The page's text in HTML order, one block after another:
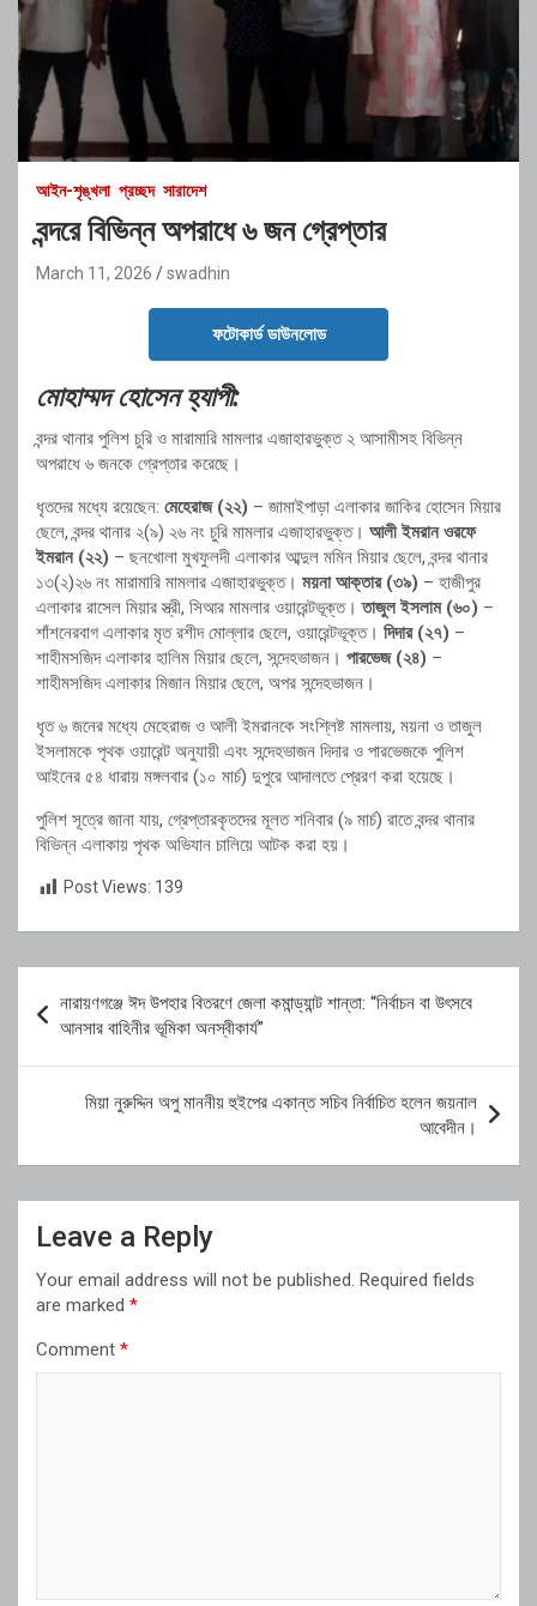
আইন-শৃঙ্খলা প্রচ্ছদ সারাদেশ
বন্দরে বিভিন্ন অপরাধে ৬ জন গ্রেপ্তার
March 11, 2026 swadhin
ফটোকার্ড ডাউনলোড
মোহাম্মদ হোসেন হ্যাপী:
বন্দর থানার পুলিশ চুরি ও মারামারি মামলার এজাহারভুক্ত ২ আসামীসহ বিভিন্ন
অপরাধে ৬ জনকে গ্রেপ্তার করেছে।
ধৃতদের মধ্যে রয়েছেন: মেহেরাজ (২২) – জামাইপাড়া এলাকার জাকির হোসেন মিয়ার
ছেলে, বন্দর থানার ২(৯) ২৬ নং চুরি মামলার এজাহারভুক্ত। আলী ইমরান ওরফে
ইমরান (২২) – ছনখোলা মুখফুলদী এলাকার আব্দুল মমিন মিয়ার ছেলে, বন্দর থানার
১৩(২)২৬ নং মারামারি মামলার এজাহারভুক্ত। ময়না আক্তার (৩৯) – হাজীপুর
এলাকার রাসেল মিয়ার স্ত্রী, সিআর মামলার ওয়ারেন্টভূক্ত।তাজুল ইসলাম (৬০) –
শাঁশনেরবাগ এলাকার মৃত রশীদ মোল্লার ছেলে, ওয়ারেন্টভূক্ত। দিদার (২৭) –
শাহীমসজিদ এলাকার হালিম মিয়ার ছেলে, সন্দেহভাজন। পারভেজ (২৪) –
শাহীমসজিদ এলাকার মিজান মিয়ার ছেলে, অপর সন্দেহভাজন।
ধৃত ৬ জনের মধ্যে মেহেরাজ ও আলী ইমরানকে সংশ্লিষ্ট মামলায়, ময়না ও তাজুল
ইসলামকে পৃথক ওয়ারেন্ট অনুযায়ী এবং সন্দেহভাজন দিদার ও পারভেজকে পুলিশ
আইনের ৫৪ ধারায় মঙ্গলবার (১০ মার্চ) দুপুরে আদালতে প্রেরণ করা হয়েছে।
পুলিশ সূত্রে জানা যায়, গ্রেপ্তারকৃতদের মূলত শনিবার (৯ মার্চ) রাতে বন্দর থানার
বিভিন্ন এলাকায় পৃথক অভিযান চালিয়ে আটক করা হয়।
Post Views: 139
navigation
নারায়ণগঞ্জে ঈদ উপহার বিতরণে জেলা কমান্ড্যান্ট শান্তা: “নির্বাচন বা উৎসবে
আনসার বাহিনীর ভূমিকা অনস্বীকার্য”
মিয়া নুরুদ্দিন অপু মাননীয় হুইপের একান্ত সচিব নির্বাচিত হলেন জয়নাল
আবেদীন।
Leave a Reply
Your email address will not be published. Required fields
are marked *
Comment *